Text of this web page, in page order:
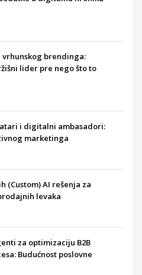
brendinga:
lider pre nego što to
i digitalni ambasadori:
marketinga
(Custom) AI rešenja za
levaka
za optimizaciju B2B
Budućnost poslovne